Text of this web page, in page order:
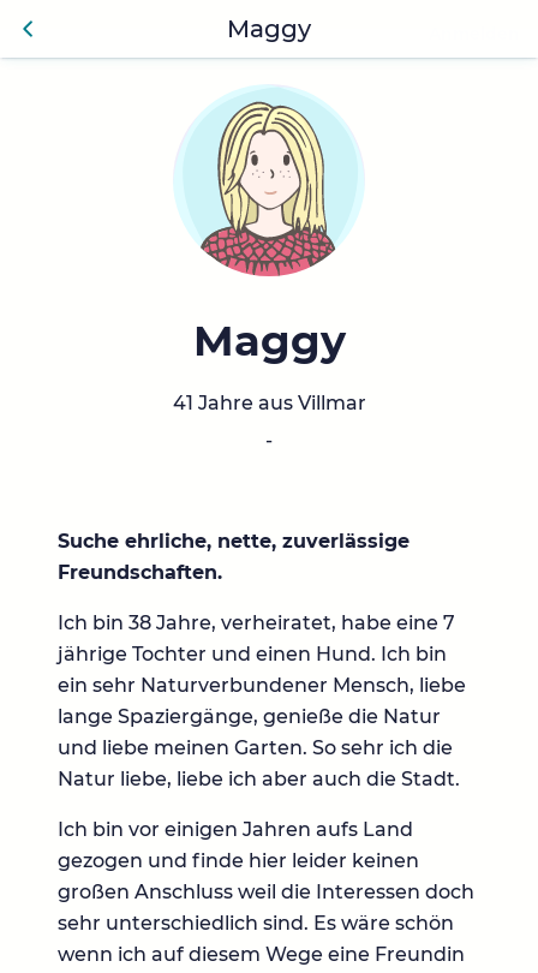
Zurü
Maggy
Maggy
41 Jahre aus Villmar
-
Suche ehrliche, nette, zuverlässige
Freundschaften.
Ich bin 38 Jahre, verheiratet, habe eine 7
jährige Tochter und einen Hund. Ich bin
ein sehr Naturverbundener Mensch, liebe
lange Spaziergänge, genieße die Natur
und liebe meinen Garten. So sehr ich die
Natur liebe, liebe ich aber auch die Stadt.
Ich bin vor einigen Jahren aufs Land
gezogen und finde hier leider keinen
großen Anschluss weil die Interessen doch
sehr unterschiedlich sind. Es wäre schön
wenn ich auf diesem Wege eine Freundin